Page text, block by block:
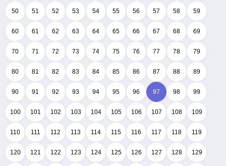
50 51 52 53 54 55 56 57 58 59
60 61 62 63 64 65 66 67 68 69
70 71 72 73 74 75 76 77 78 79
80 81 82 83 84 85 86 87 88 89
90 91 92 93 94 95 96 97 98 99
100 101 102 103 104 105 106 107 108 109
110 111 112 113 114 115 116 117 118 119
120 121 122 123 124 125 126 127 128 129